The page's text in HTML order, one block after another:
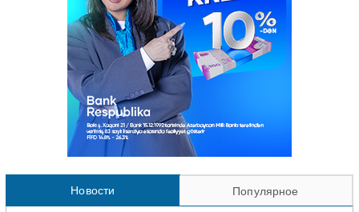
Новости Популярное